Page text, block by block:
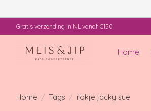
Gratis verzending in NL vanaf €150
Home
Home / Tags / rokje jacky sue